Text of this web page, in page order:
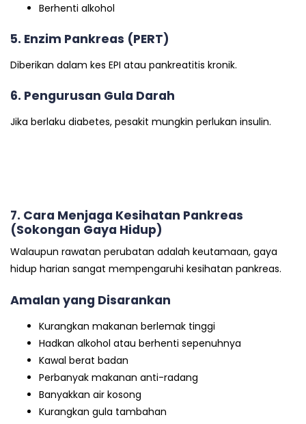
Berhenti alkohol
5. Enzim Pankreas (PERT)
Diberikan dalam kes EPI atau pankreatitis kronik.
6. Pengurusan Gula Darah
Jika berlaku diabetes, pesakit mungkin perlukan insulin.
7. Cara Menjaga Kesihatan Pankreas
(Sokongan Gaya Hidup)
Walaupun rawatan perubatan adalah keutamaan, gaya
hidup harian sangat mempengaruhi kesihatan pankreas.
Amalan yang Disarankan
Kurangkan makanan berlemak tinggi
Hadkan alkohol atau berhenti sepenuhnya
Kawal berat badan
Perbanyak makanan anti-radang
Banyakkan air kosong
Kurangkan gula tambahan